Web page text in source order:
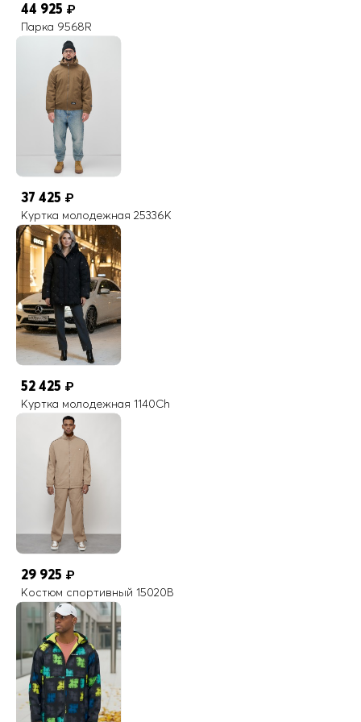
44 925 ₽
Парка 9568R
37 425 ₽
Куртка молодежная 25336K
52 425 ₽
Куртка молодежная 1140Ch
29 925 ₽
Костюм спортивный 15020B